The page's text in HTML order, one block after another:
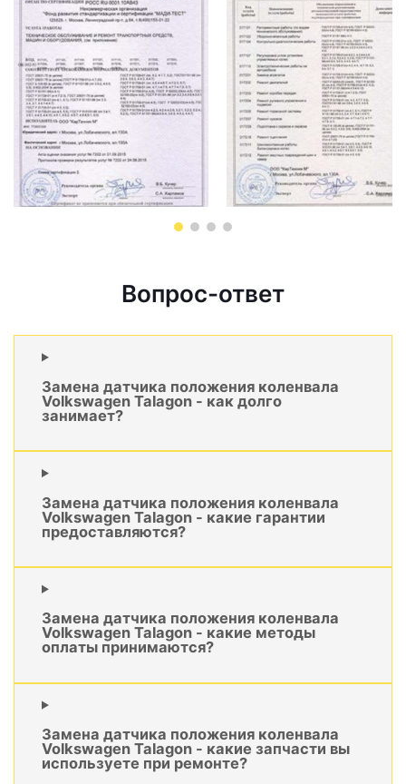
Вопрос-ответ
Замена датчика положения коленвала
Volkswagen Talagon - как долго
занимает?
Замена датчика положения коленвала
Volkswagen Talagon - какие гарантии
предоставляются?
Замена датчика положения коленвала
Volkswagen Talagon - какие методы
оплаты принимаются?
Замена датчика положения коленвала
Volkswagen Talagon - какие запчасти вы
используете при ремонте?